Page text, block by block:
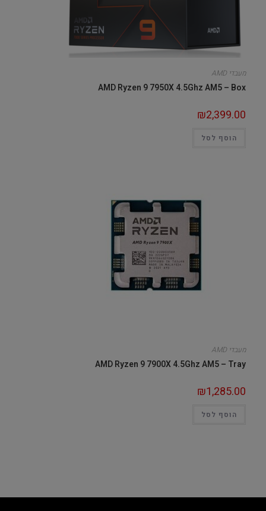
מעבדי AMD
AMD Ryzen 9 7950X 4.5Ghz AM5 – Box
₪2,399.00
הוסף לסל
מעבדי AMD
AMD Ryzen 9 7900X 4.5Ghz AM5 – Tray
₪1,285.00
הוסף לסל